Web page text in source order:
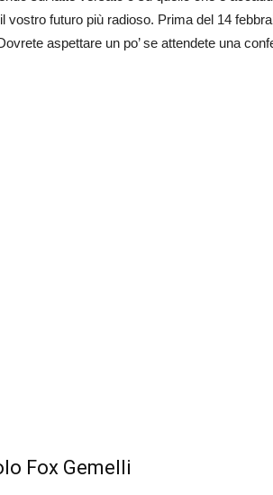
vostro futuro più radioso. Prima del 14
aspettare un po’ se attendete una
Fox Gemelli